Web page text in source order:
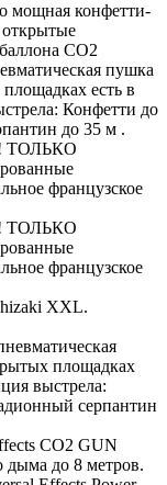
мощная конфетти-
СО2
пушка
есть в
Конфетти до
до 35 м .
! ТОЛЬКО
французское
! ТОЛЬКО
французское
XXL.
площадках
выстрела:
серпантин
CO2 GUN
дыма до 8 метров.